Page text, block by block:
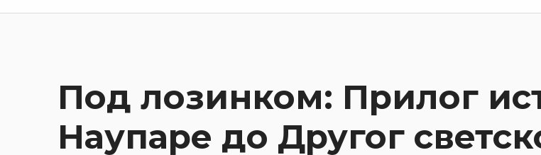
Под лозинком: Прилог
Наупаре до Другог